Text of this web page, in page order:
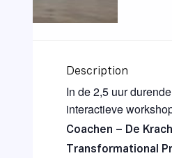
Description
In de 2,5 uur
interactieve
Coachen – De
Transformational